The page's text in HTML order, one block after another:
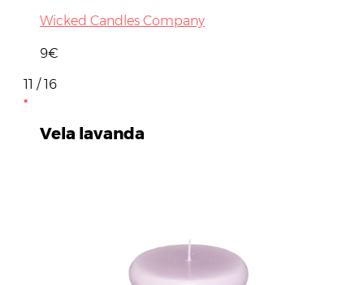
Wicked Candles Company
9€
11 / 16
Vela lavanda